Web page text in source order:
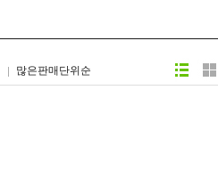
많은판매단위순